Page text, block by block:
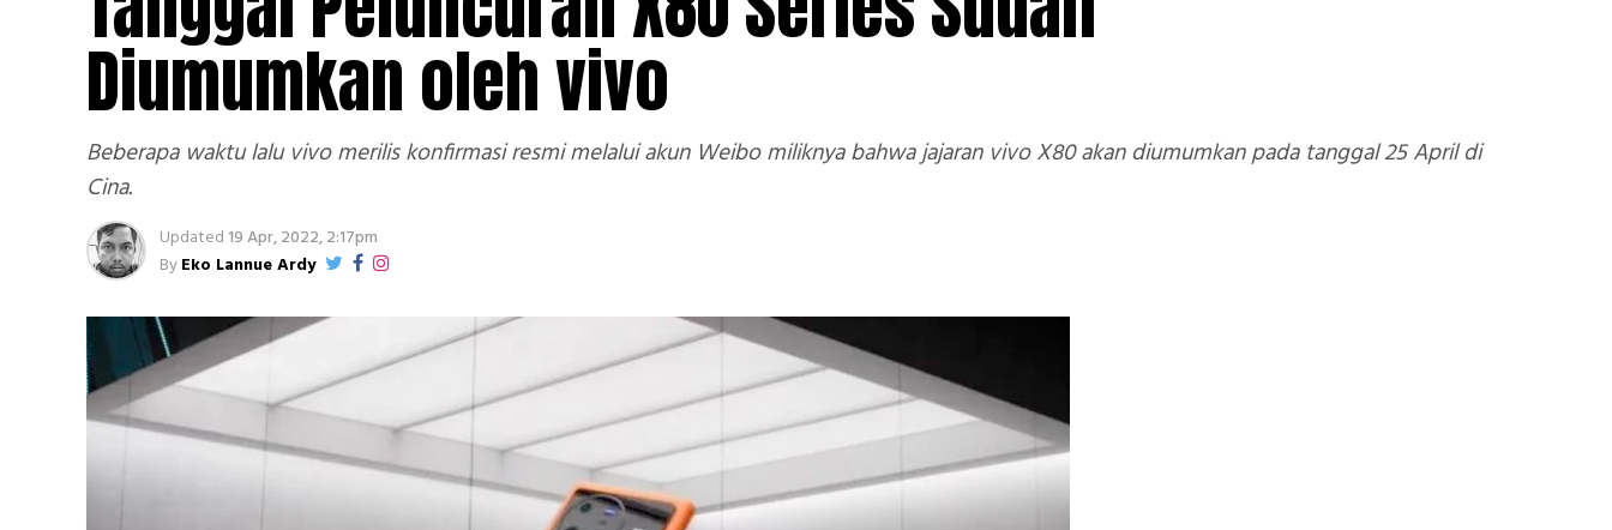
Diumumkan oleh vivo
Beberapa waktu lalu vivo merilis konfirmasi resmi melalui akun Weibo miliknya bahwa jajaran vivo X80 akan diumumkan pada tanggal 25 April di
Cina.
Updated 19 Apr, 2022, 2:17pm
ByEko Lannue Ardy